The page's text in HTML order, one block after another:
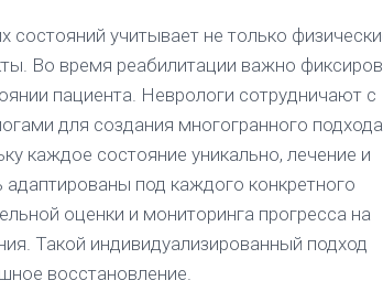
состояний учитывает не только
Во время реабилитации важно
пациента. Неврологи сотрудничают с
для создания многогранного
каждое состояние уникально, лечение и
под каждого конкретного
оценки и мониторинга прогресса на
Такой индивидуализированный подход
восстановление.